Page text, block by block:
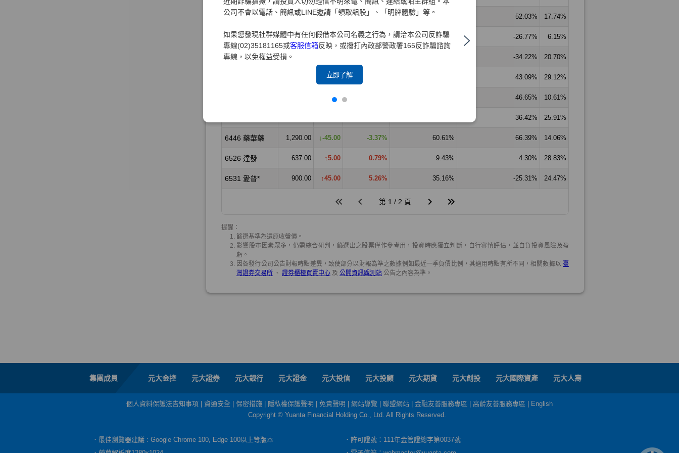
公司不會以電話、簡訊或LINE邀請「領取飆股」、「明牌體驗」等。
如果您發現社群媒體中有任何假借本公司名義之行為，請洽本公司反詐騙
專線(02)35181165或客服信箱反映，或撥打內政部警政署165反詐騙諮詢
專線，以免權益受損。
立即了解
集團成員 元大金控 元大證券 元大銀行 元大證金 元大投信 元大投顧 元大期貨 元大創投 元大國際資產 元大人壽
個人資料保護法告知事項 資通安全 保密措施 隱私權保護聲明 免責聲明 網站導覽 聯盟網站 金融友善服務專區 高齡友善服務專區
English
Copyright © Yuanta Financial Holding Co., Ltd. All Rights Reserved.
．最佳瀏覽器建議 : Google Chrome 100, Edge 100以上等版本
．許可證號：111年金管證總字第0037號